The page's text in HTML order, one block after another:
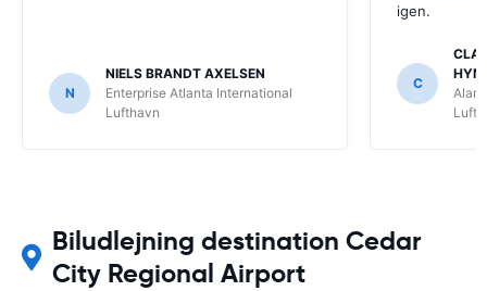
N
NIELS BRANDT AXELSEN
Enterprise Atlanta International
Lufthavn
igen.
C
Biludlejning destination Cedar
City Regional Airport